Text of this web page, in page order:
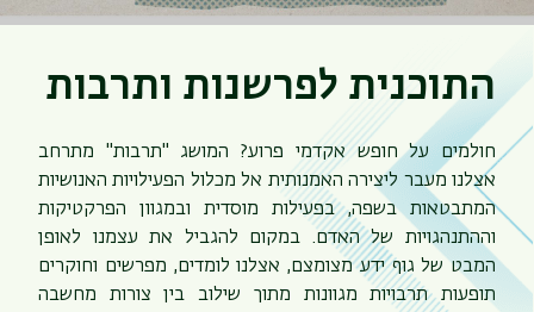
התוכנית לפרשנות ותרבות
חולמים על חופש אקדמי פרוע? המושג "תרבות" מתרחב
אצלנו מעבר ליצירה האמנותית אל מכלול הפעילויות האנושיות
המתבטאות בשפה, בפעילות מוסדית ובמגוון הפרקטיקות
וההתנהגויות של האדם. במקום להגביל את עצמנו לאופן
המבט של גוף ידע מצומצם, אצלנו לומדים, מפרשים וחוקרים
תופעות תרבויות מגוונות מתוך שילוב בין צורות מחשבה